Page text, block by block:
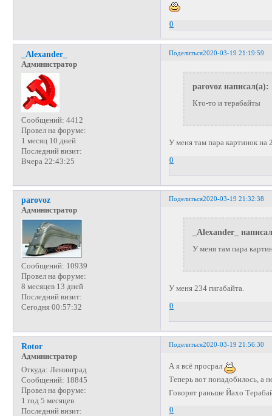
0
Поделиться2020-03-19 21:19:59
_Alexander_
Администратор
Сообщений: 4412
Провел на форуме:
1 месяц 10 дней
Последний визит:
Вчера 22:43:25
parovoz написал(а):
Кто-то и терабайты
У меня там пара картинок
0
Поделиться2020-03-19 21:32:38
parovoz
Администратор
Сообщений: 10939
Провел на форуме:
8 месяцев 13 дней
Последний визит:
Сегодня 00:57:32
_Alexander_
У меня там пара
У меня 234 гигабайта.
0
Поделиться2020-03-19 21:56:30
Rotor
Администратор
Откуда: Ленинград
Сообщений: 18845
Провел на форуме:
1 год 5 месяцев
Последний визит:
А я всё просрал
Теперь вот понадобилось, а
Говорят раньше Йахо
0